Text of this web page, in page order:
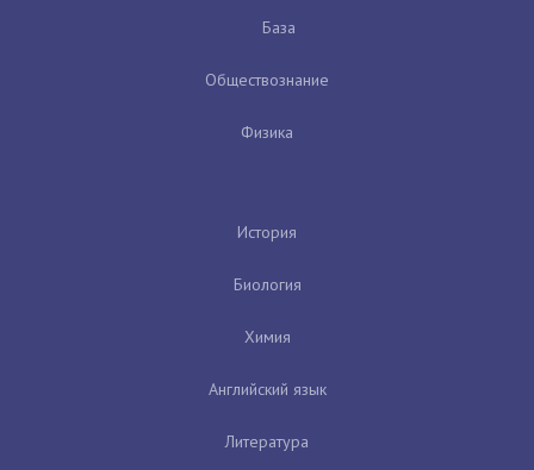
База
Обществознание
Физика
История
Биология
Химия
Английский язык
Литература